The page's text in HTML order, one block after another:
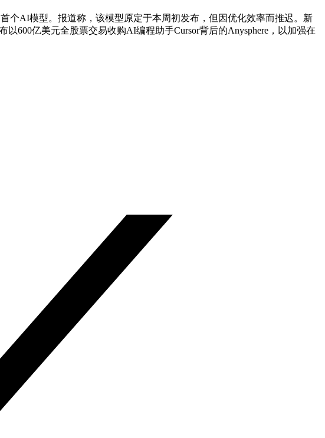
个AI模型。报道称，该模型原定于本周初发布，但因优化效率而推迟。新
600亿美元全股票交易收购AI编程助手Cursor背后的Anysphere，以加强在